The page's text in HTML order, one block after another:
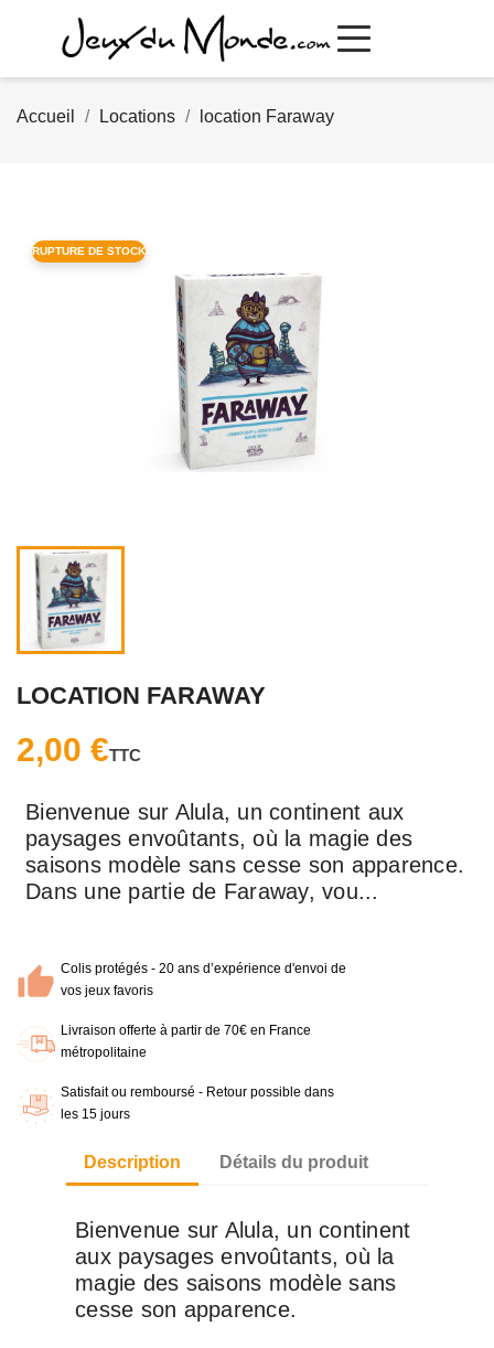
Accueil Locations location Faraway
RUPTURE DE STOCK
LOCATION FARAWAY
2,00 €TTC
Bienvenue sur Alula, un continent aux
paysages envoûtants, où la magie des
saisons modèle sans cesse son apparence.
Dans une partie de Faraway, vou...
Colis protégés - 20 ans d’expérience d'envoi de
vos jeux favoris
Livraison offerte à partir de 70€ en France
métropolitaine
Satisfait ou remboursé - Retour possible dans
les 15 jours
Description Détails du produit
Bienvenue sur Alula, un continent
aux paysages envoûtants, où la
magie des saisons modèle sans
cesse son apparence.